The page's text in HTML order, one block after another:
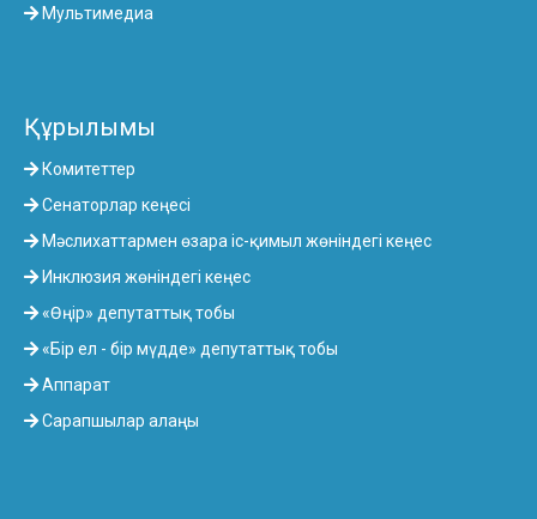
Мультимедиа
Құрылымы
Комитеттер
Сенаторлар кеңесі
Мәслихаттармен өзара іс-қимыл жөніндегі кеңес
Инклюзия жөніндегі кеңес
«Өңір» депутаттық тобы
«Бір ел - бір мүдде» депутаттық тобы
Аппарат
Сарапшылар алаңы